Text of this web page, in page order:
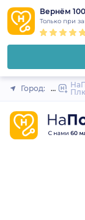
Вернём
Только при
Город: Москва